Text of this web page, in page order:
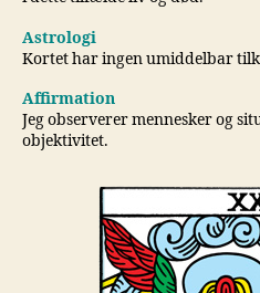
Astrologi
Kortet har ingen umiddelbar
Affirmation
Jeg observerer mennesker og
objektivitet.